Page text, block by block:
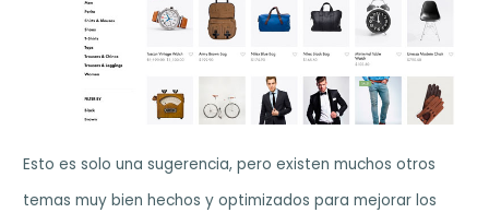
Esto es solo una sugerencia, pero existen muchos otros
temas muy bien hechos y optimizados para mejorar los